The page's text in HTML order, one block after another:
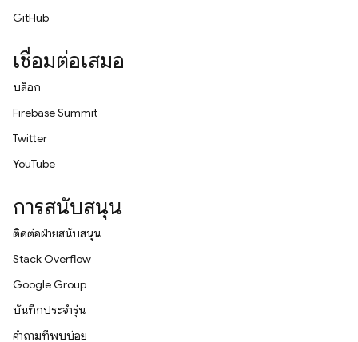
GitHub
เชื่อมต่อเสมอ
บล็อก
Firebase Summit
Twitter
YouTube
การสนับสนุน
ติดต่อฝ่ายสนับสนุน
Stack Overflow
Google Group
บันทึกประจำรุ่น
คำถามที่พบบ่อย